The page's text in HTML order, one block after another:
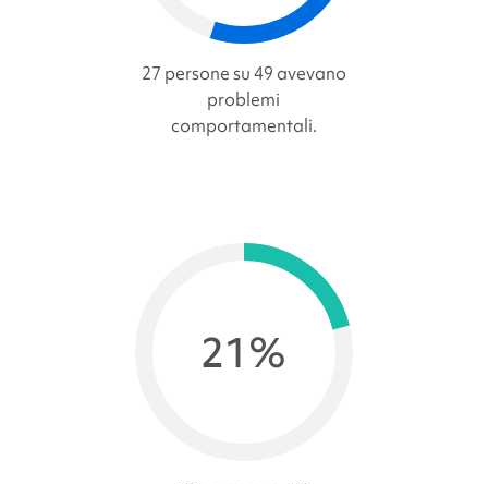
27 persone su 49 avevano
problemi
comportamentali.
21%